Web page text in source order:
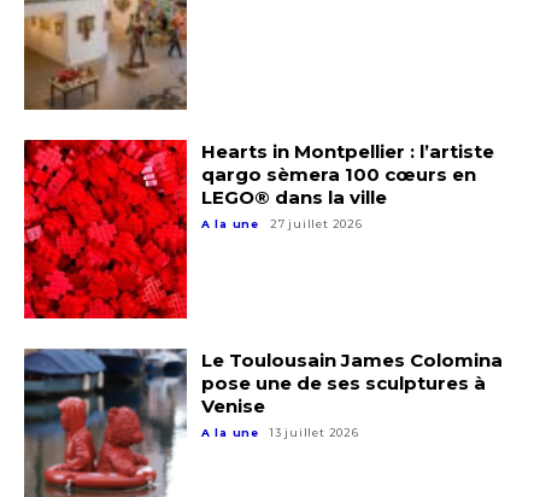
Adresse email*
Nom
Prénom
Adresse email*
Hearts in Montpellier : l’artiste
qargo sèmera 100 cœurs en
LEGO® dans la ville
A la une 27 juillet 2026
Le Toulousain James Colomina
pose une de ses sculptures à
Venise
A la une 13 juillet 2026